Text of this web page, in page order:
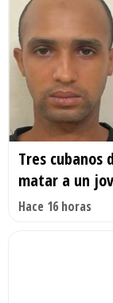
Tres cubanos
matar a un
Hace 16 horas